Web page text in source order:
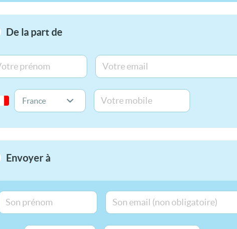
De la part de
Envoyer à